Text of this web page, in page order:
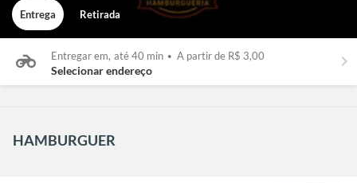
Entrega Retirada
Entregar em, até 40 min • A partir de R$ 3,00
Selecionar endereço keyboard_arrow_right
HAMBURGUER